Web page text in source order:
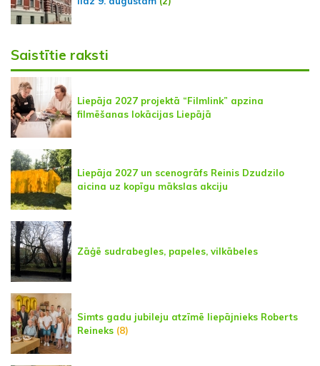
Saistītie raksti
Liepāja 2027 projektā “Filmlink” apzina
filmēšanas lokācijas Liepājā
Liepāja 2027 un scenogrāfs Reinis Dzudzilo
aicina uz kopīgu mākslas akciju
Zāģē sudrabegles, papeles, vilkābeles
Simts gadu jubileju atzīmē liepājnieks Roberts
Reineks (8)